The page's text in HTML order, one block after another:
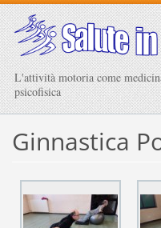
L'attività motoria come
psicofisica
Ginnastica